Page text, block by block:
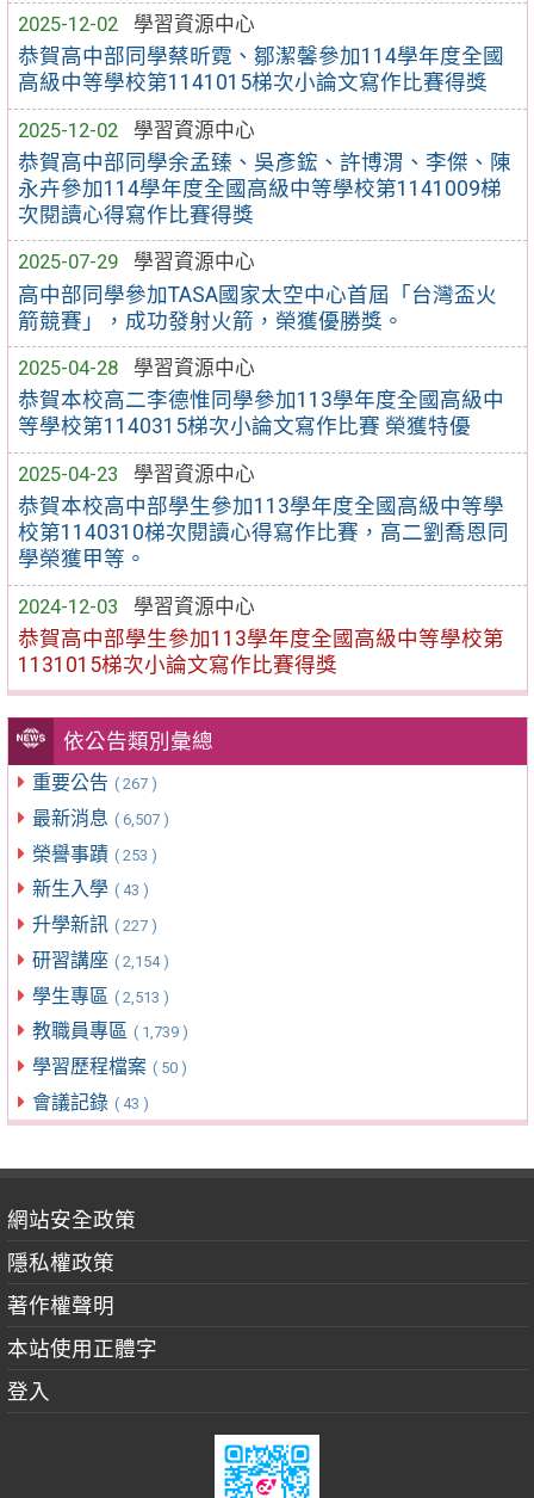
2025-12-02
學習資源中心
恭賀高中部同學蔡昕霓、鄒潔馨參加114學年度全國
高級中等學校第1141015梯次小論文寫作比賽得獎
2025-12-02
學習資源中心
恭賀高中部同學余孟臻、吳彥鋐、許博渭、李傑、陳
永卉參加114學年度全國高級中等學校第1141009梯
次閱讀心得寫作比賽得獎
2025-07-29
學習資源中心
高中部同學參加TASA國家太空中心首屆「台灣盃火
箭競賽」，成功發射火箭，榮獲優勝獎。
2025-04-28
學習資源中心
恭賀本校高二李德惟同學參加113學年度全國高級中
等學校第1140315梯次小論文寫作比賽 榮獲特優
2025-04-23
學習資源中心
恭賀本校高中部學生參加113學年度全國高級中等學
校第1140310梯次閱讀心得寫作比賽，高二劉喬恩同
學榮獲甲等。
2024-12-03
學習資源中心
恭賀高中部學生參加113學年度全國高級中等學校第
1131015梯次小論文寫作比賽得獎
依公告類別彙總
重要公告 ( 267 )
最新消息 ( 6,507 )
榮譽事蹟 ( 253 )
新生入學 ( 43 )
升學新訊 ( 227 )
研習講座 ( 2,154 )
學生專區 ( 2,513 )
教職員專區 ( 1,739 )
學習歷程檔案 ( 50 )
會議記錄 ( 43 )
網站安全政策
隱私權政策
著作權聲明
本站使用正體字
登入